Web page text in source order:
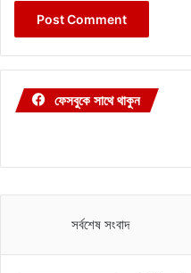
ফেসবুকে সাথে থাকুন
সর্বশেষ সংবাদ